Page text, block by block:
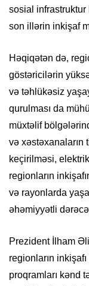
sosial infrastruktur
son illərin inkişaf
Həqiqətən də,
göstəricilərin
və təhlükəsiz
qurulması da
müxtəlif
və
keçirilməsi, elektrik
regionların
və rayonlarda
əhəmiyyətli
Prezident İlham
regionların
proqramları kənd